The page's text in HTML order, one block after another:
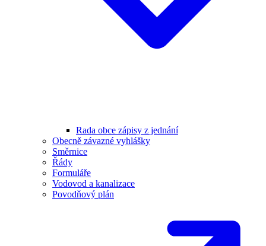
Rada obce zápisy z jednání
Obecně závazné vyhlášky
Směrnice
Řády
Formuláře
Vodovod a kanalizace
Povodňový plán